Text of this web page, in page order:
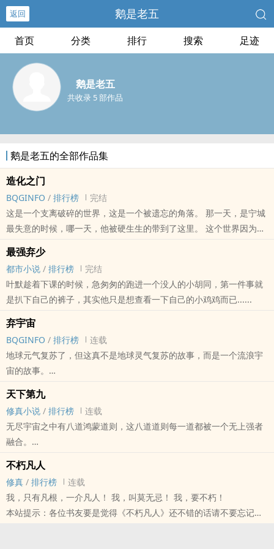
返回 鹅是老五
首页 分类 排行 搜索 足迹
鹅是老五
共收录 5 部作品
鹅是老五的全部作品集
造化之门
BQGINFO / 排行榜
完结
这是一个支离破碎的世界，这是一个被遗忘的角落。 那一天，是宁城
最失意的时候，哪一天，他被硬生生的带到了这里。 这个世界因为有
了宁城，将在浩瀚星空中留名，将在无尽宇宙中闪耀！ －－－－－－
（造化之门订阅群：五五三六一零六，欢迎订阅的读者朋友加入！）
本站提示：各位书友要是觉得《造化之门》还不错的话请不要忘记向
您QQ群和微博里的朋友推荐哦！
最强弃少
都市小说 / 排行榜
完结
叶默趁着下课的时候，急匆匆的跑进一个没人的小胡同，第一件事就
是扒下自己的裤子，其实他只是想查看一下自己的小鸡鸡而已......
弃宇宙
BQGINFO / 排行榜
连载
地球元气复苏了，但这真不是地球灵气复苏的故事，而是一个流浪宇
宙的故事。
QQ群和微博里的朋友推荐哦！
天下第九
修真小说 / 排行榜
连载
无尽宇宙之中有八道鸿蒙道则，这八道道则每一道都被一个无上强者
融合。
没有人知道，宇宙之中还有第九道道则，这一道道则破开鸿蒙，无人
可触。
不朽凡人
修真 / 排行榜
连载
我，只有凡根，一介凡人！ 我，叫莫无忌！ 我，要不朽！
本站提示：各位书友要是觉得《不朽凡人》还不错的话请不要忘记向